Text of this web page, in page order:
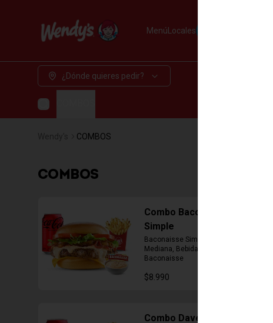
Menú Locales
¿Dónde quieres pedir?
COMBOS
COMBOS
Combo Baconaisse
Simple
Baconaisse Simple, Papa Fritas
Mediana, Bebida lata, Cup Salsa
Baconaisse
$8.990
Combo Daves Doble